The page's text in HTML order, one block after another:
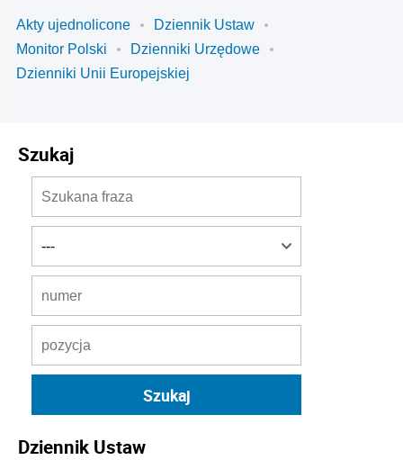
Akty ujednolicone
Dziennik Ustaw
Monitor Polski
Dzienniki Urzędowe
Dzienniki Unii Europejskiej
Szukaj
Dziennik Ustaw